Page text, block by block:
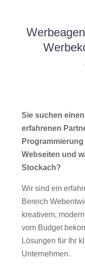
Sie suchen
erfahrenen
Webseiten und
Stockach?
Wir sind ein
Bereich
kreativem,
vom Budget
Lösungen für Ihr
Unternehmen.